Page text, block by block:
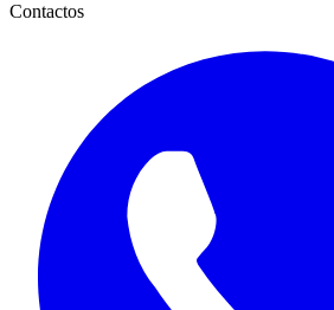
Contactos